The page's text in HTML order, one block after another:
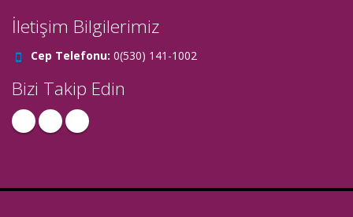
İletişim Bilgilerimiz
Cep Telefonu: 0(530) 141-1002
Bizi Takip Edin